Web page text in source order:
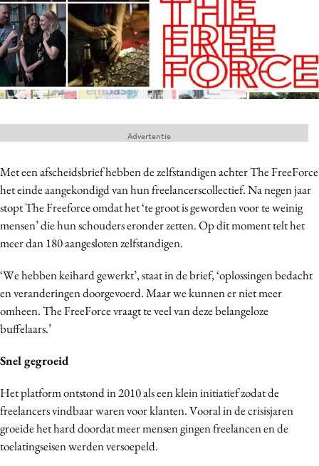
Home
9 sept: GenAI-training
12 nov: MarketingLive!
Adverteren
Events
Opleidingen
Vacatures
Academy
Partners
Topics
Artificial Intelligence
Campagnes
Carriere
Contentmarketing
Customer Experience
Data & Insights
Design
Digital transformation
Diversiteit
Met een afscheidsbrief hebben de zelfstandigen achter The FreeForce
het einde aangekondigd van hun freelancerscollectief. Na negen jaar
stopt The Freeforce omdat het ‘te groot is geworden voor te weinig
mensen’ die hun schouders eronder zetten. Op dit moment telt het
meer dan 180 aangesloten zelfstandigen.
‘We hebben keihard gewerkt’, staat in de brief, ‘oplossingen bedacht
en veranderingen doorgevoerd. Maar we kunnen er niet meer
omheen. The FreeForce vraagt te veel van deze belangeloze
buffelaars.’
Snel gegroeid
Het platform ontstond in 2010 als een klein initiatief zodat de
freelancers vindbaar waren voor klanten. Vooral in de crisisjaren
groeide het hard doordat meer mensen gingen freelancen en de
toelatingseisen werden versoepeld.
Advertentie